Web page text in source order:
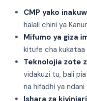
CMP yako
halali chini ya
Mifumo ya giza
kitufe cha kukataa
Teknolojia zote
vidakuzi tu, bali
na hifadhi ya ndani
Ishara za